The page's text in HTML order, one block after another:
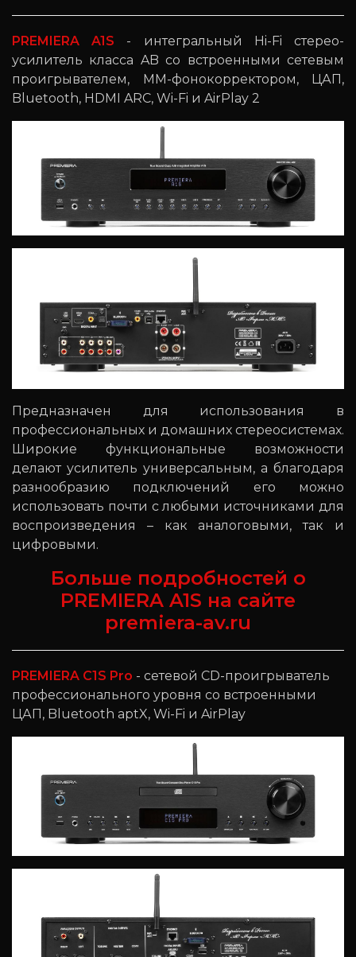
PREMIERA A1S - интегральный Hi-Fi стерео-
усилитель класса AB со встроенными сетевым
проигрывателем, MM-фонокорректором, ЦАП,
Bluetooth, HDMI ARC, Wi-Fi и AirPlay 2
Предназначен для использования в
профессиональных и домашних стереосистемах.
Широкие функциональные возможности
делают усилитель универсальным, а благодаря
разнообразию подключений его можно
использовать почти с любыми источниками для
воспроизведения – как аналоговыми, так и
цифровыми.
Больше подробностей о
PREMIERA A1S на сайте
premiera-av.ru
PREMIERA C1S Pro - сетевой CD-проигрыватель
профессионального уровня со встроенными
ЦАП, Bluetooth aptX, Wi-Fi и AirPlay